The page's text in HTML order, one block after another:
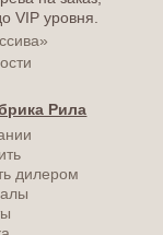
VIP уровня.
Рила
дилером